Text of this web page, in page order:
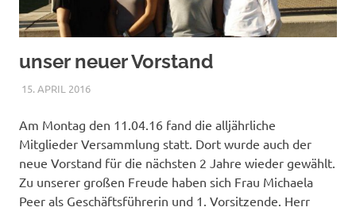
unser neuer Vorstand
15. APRIL 2016NICOLE.BETH
ALLGEMEIN
Am Montag den 11.04.16 fand die alljährliche
Mitglieder Versammlung statt. Dort wurde auch der
neue Vorstand für die nächsten 2 Jahre wieder gewählt.
Zu unserer großen Freude haben sich Frau Michaela
Peer als Geschäftsführerin und 1. Vorsitzende. Herr